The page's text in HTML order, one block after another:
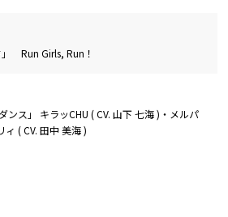
」 Run Girls, Run！
ンス」 キラッCHU ( CV. 山下 七海 )・メルパ
ィ ( CV. 田中 美海 )